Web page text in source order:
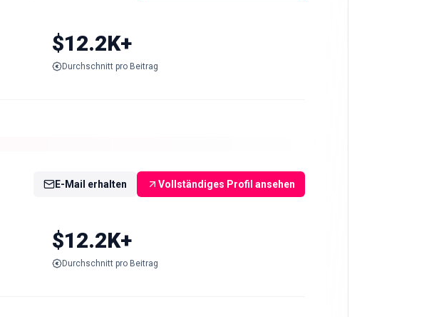
$12.2K+
Durchschnitt pro Beitrag
E-Mail erhalten Vollständiges Profil ansehen
$12.2K+
Durchschnitt pro Beitrag